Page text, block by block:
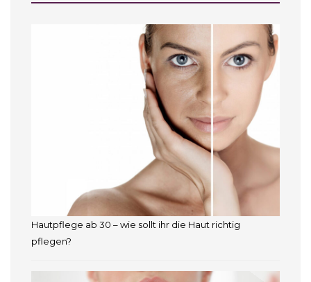
Hautpflege ab 30 – wie sollt ihr die Haut richtig
pflegen?